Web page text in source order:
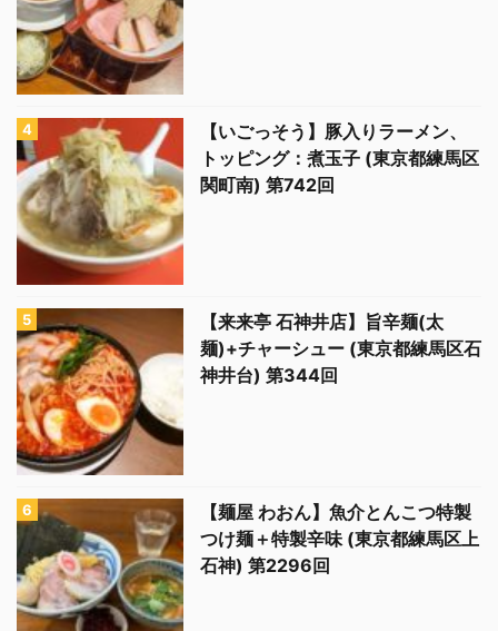
【いごっそう】豚入りラーメン、
トッピング：煮玉子 (東京都練馬区
関町南) 第742回
【来来亭 石神井店】旨辛麺(太
麺)+チャーシュー (東京都練馬区石
神井台) 第344回
【麺屋 わおん】魚介とんこつ特製
つけ麺＋特製辛味 (東京都練馬区上
石神) 第2296回